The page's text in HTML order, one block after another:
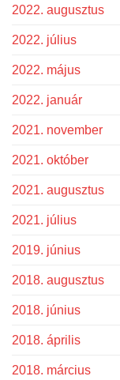
2022. augusztus
2022. július
2022. május
2022. január
2021. november
2021. október
2021. augusztus
2021. július
2019. június
2018. augusztus
2018. június
2018. április
2018. március